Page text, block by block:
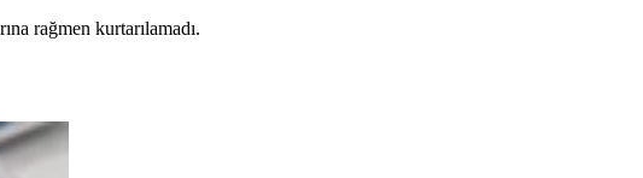
rağmen kurtarılamadı.